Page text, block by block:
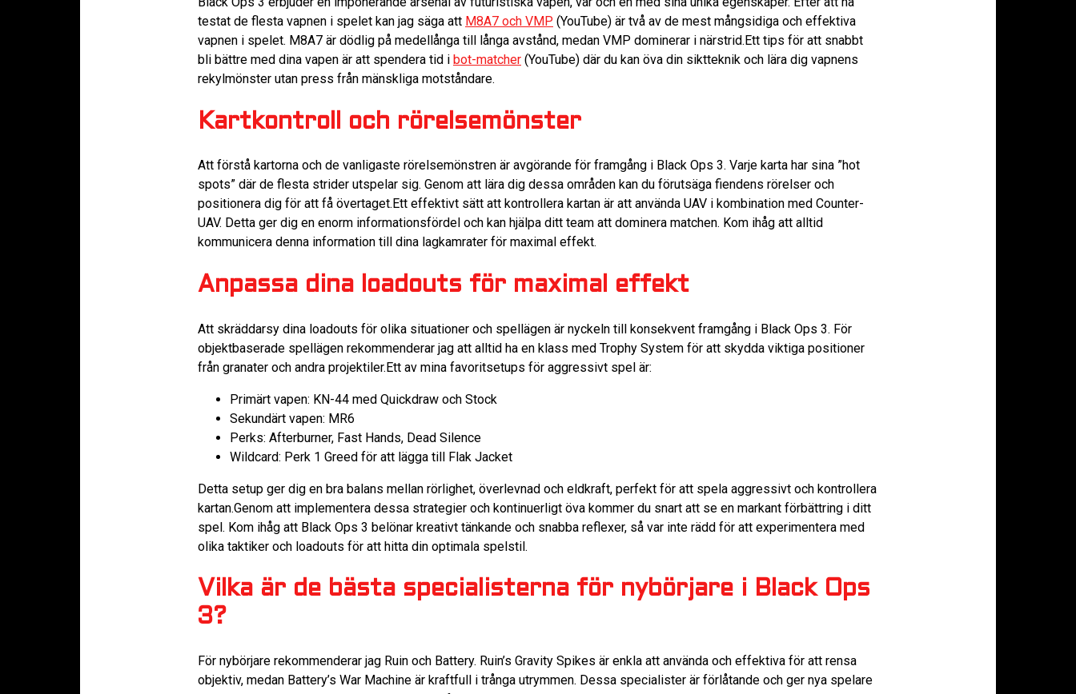
testat de flesta vapnen i spelet kan jag säga att M8A7 och VMP (YouTube) är två av de mest mångsidiga och effektiva
vapnen i spelet. M8A7 är dödlig på medellånga till långa avstånd, medan VMP dominerar i närstrid.Ett tips för att snabbt
bli bättre med dina vapen är att spendera tid i bot-matcher (YouTube) där du kan öva din siktteknik och lära dig vapnens
rekylmönster utan press från mänskliga motståndare.
Kartkontroll och rörelsemönster
Att förstå kartorna och de vanligaste rörelsemönstren är avgörande för framgång i Black Ops 3. Varje karta har sina ”hot
spots” där de flesta strider utspelar sig. Genom att lära dig dessa områden kan du förutsäga fiendens rörelser och
positionera dig för att få övertaget.Ett effektivt sätt att kontrollera kartan är att använda UAV i kombination med Counter-
UAV. Detta ger dig en enorm informationsfördel och kan hjälpa ditt team att dominera matchen. Kom ihåg att alltid
kommunicera denna information till dina lagkamrater för maximal effekt.
Anpassa dina loadouts för maximal effekt
Att skräddarsy dina loadouts för olika situationer och spellägen är nyckeln till konsekvent framgång i Black Ops 3. För
objektbaserade spellägen rekommenderar jag att alltid ha en klass med Trophy System för att skydda viktiga positioner
från granater och andra projektiler.Ett av mina favoritsetups för aggressivt spel är:
Primärt vapen: KN-44 med Quickdraw och Stock
Sekundärt vapen: MR6
Perks: Afterburner, Fast Hands, Dead Silence
Wildcard: Perk 1 Greed för att lägga till Flak Jacket
Detta setup ger dig en bra balans mellan rörlighet, överlevnad och eldkraft, perfekt för att spela aggressivt och kontrollera
kartan.Genom att implementera dessa strategier och kontinuerligt öva kommer du snart att se en markant förbättring i ditt
spel. Kom ihåg att Black Ops 3 belönar kreativt tänkande och snabba reflexer, så var inte rädd för att experimentera med
olika taktiker och loadouts för att hitta din optimala spelstil.
Vilka är de bästa specialisterna för nybörjare i Black Ops
3?
För nybörjare rekommenderar jag Ruin och Battery. Ruin’s Gravity Spikes är enkla att använda och effektiva för att rensa
objektiv, medan Battery’s War Machine är kraftfull i trånga utrymmen. Dessa specialister är förlåtande och ger nya spelare